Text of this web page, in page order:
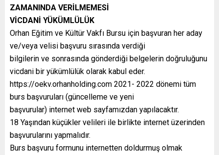
ZAMANINDA VERİLMEMESİ
VİCDANİ YÜKÜMLÜLÜK
Orhan Eğitim ve Kültür Vakfı Bursu için başvuran her aday
ve/veya velisi başvuru sırasında verdiği
bilgilerin ve sonrasında gönderdiği belgelerin doğruluğunu
vicdani bir yükümlülük olarak kabul eder.
https://oekv.orhanholding.com 2021- 2022 dönemi tüm
burs başvuruları (güncelleme ve yeni
başvurular) internet web sayfamızdan yapılacaktır.
18 Yaşından küçükler velileri ile birlikte internet üzerinden
başvurularını yapmalıdır.
Burs başvuru formunu internetten doldurmuş olmak